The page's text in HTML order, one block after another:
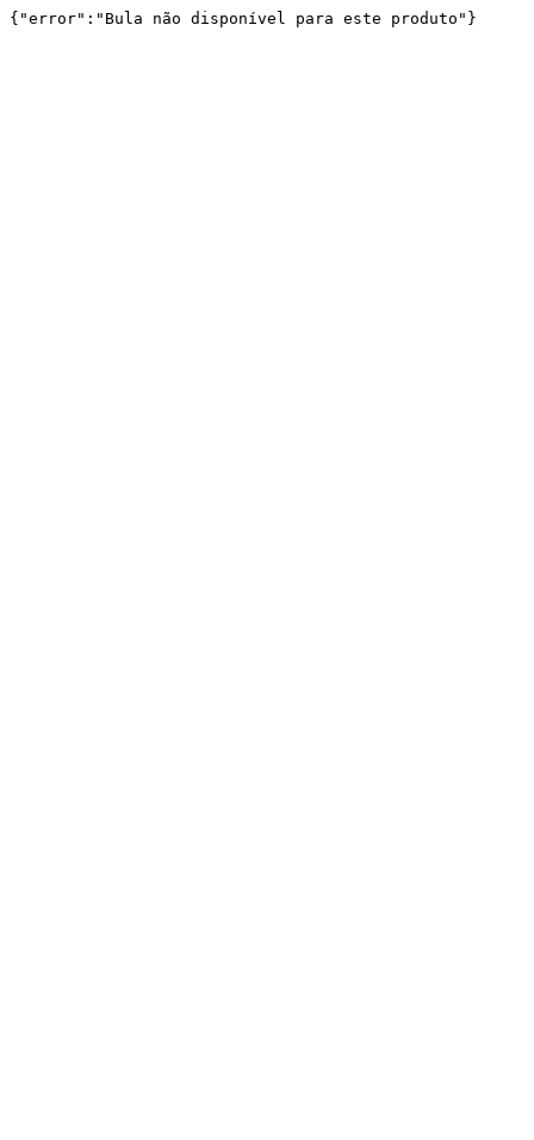
{"error":"Bula não disponível para este produto"}